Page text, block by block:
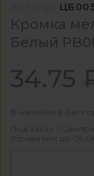
Кромка
Белый
34.75
В наличии в
Под заказ с
(привезем до